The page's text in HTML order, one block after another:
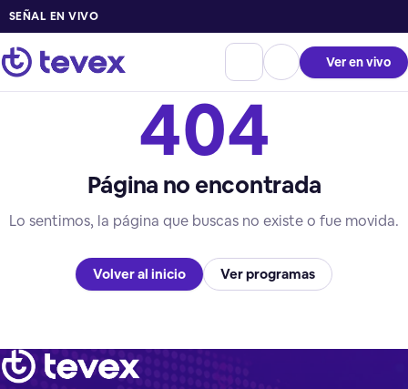
SEÑAL EN VIVO
Ver en vivo
404
Página no encontrada
Lo sentimos, la página que buscas no existe o fue movida.
Volver al inicio Ver programas